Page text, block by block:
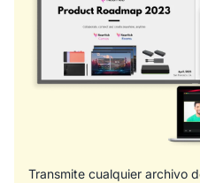
Transmite cualquier archivo